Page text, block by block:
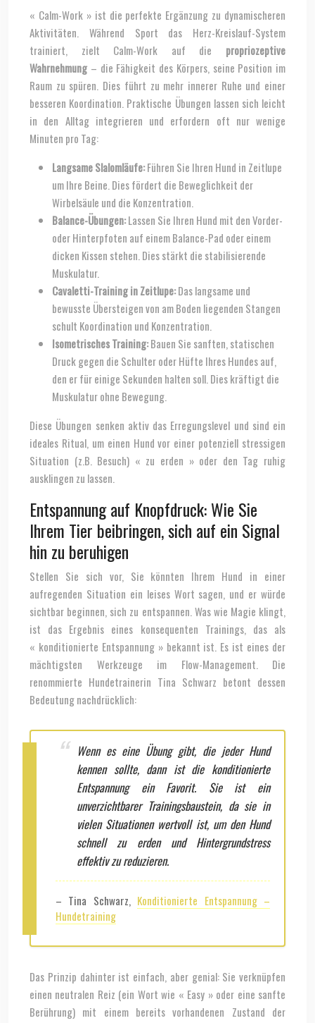
« Calm-Work » ist die perfekte Ergänzung zu dynamischeren
Aktivitäten. Während Sport das Herz-Kreislauf-System
trainiert, zielt Calm-Work auf die propriozeptive
Wahrnehmung – die Fähigkeit des Körpers, seine Position im
Raum zu spüren. Dies führt zu mehr innerer Ruhe und einer
besseren Koordination. Praktische Übungen lassen sich leicht
in den Alltag integrieren und erfordern oft nur wenige
Minuten pro Tag:
Langsame Slalomläufe:Führen Sie Ihren Hund in Zeitlupe
um Ihre Beine. Dies fördert die Beweglichkeit der
Wirbelsäule und die Konzentration.
Balance-Übungen:Lassen Sie Ihren Hund mit den Vorder-
oder Hinterpfoten auf einem Balance-Pad oder einem
dicken Kissen stehen. Dies stärkt die stabilisierende
Muskulatur.
Cavaletti-Training in Zeitlupe:Das langsame und
bewusste Übersteigen von am Boden liegenden Stangen
schult Koordination und Konzentration.
Isometrisches Training:Bauen Sie sanften, statischen
Druck gegen die Schulter oder Hüfte Ihres Hundes auf,
den er für einige Sekunden halten soll. Dies kräftigt die
Muskulatur ohne Bewegung.
Diese Übungen senken aktiv das Erregungslevel und sind ein
ideales Ritual, um einen Hund vor einer potenziell stressigen
Situation (z.B. Besuch) « zu erden » oder den Tag ruhig
ausklingen zu lassen.
Entspannung auf Knopfdruck: Wie Sie
Ihrem Tier beibringen, sich auf ein Signal
hin zu beruhigen
Stellen Sie sich vor, Sie könnten Ihrem Hund in einer
aufregenden Situation ein leises Wort sagen, und er würde
sichtbar beginnen, sich zu entspannen. Was wie Magie klingt,
ist das Ergebnis eines konsequenten Trainings, das als
« konditionierte Entspannung » bekannt ist. Es ist eines der
mächtigsten Werkzeuge im Flow-Management. Die
renommierte Hundetrainerin Tina Schwarz betont dessen
Bedeutung nachdrücklich:
Wenn es eine Übung gibt, die jeder Hund
kennen sollte, dann ist die konditionierte
Entspannung ein Favorit. Sie ist ein
unverzichtbarer Trainingsbaustein, da sie in
vielen Situationen wertvoll ist, um den Hund
schnell zu erden und Hintergrundstress
effektiv zu reduzieren.
– Tina Schwarz, Konditionierte Entspannung –
Hundetraining
Das Prinzip dahinter ist einfach, aber genial: Sie verknüpfen
einen neutralen Reiz (ein Wort wie « Easy » oder eine sanfte
Berührung) mit einem bereits vorhandenen Zustand der